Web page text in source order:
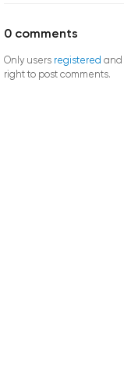
0 comments
Only users registered and
right to post comments.